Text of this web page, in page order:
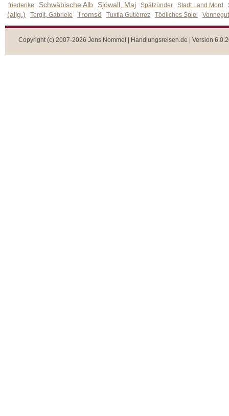
friederike Schwäbische Alb Sjöwall, Maj Spätzünder Stadt Land Mord
(allg.) Tergit, Gabriele Tromsö Tuxtla Gutiérrez Tödliches Spiel
Copyright (c) 2007-2026 Jens Nommel | Handlungsreisen.de | Version